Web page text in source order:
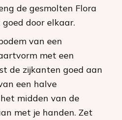
de gesmolten Flora
door elkaar.
van een
met een
de zijkanten goed aan
een halve
midden van de
met je handen. Zet